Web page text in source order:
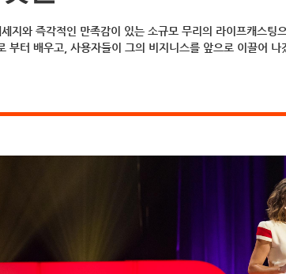
지와 즉각적인 만족감이 있는 소규모 무리의 라이프캐스팅
부터 배우고, 사용자들이 그의 비지니스를 앞으로 이끌어 나